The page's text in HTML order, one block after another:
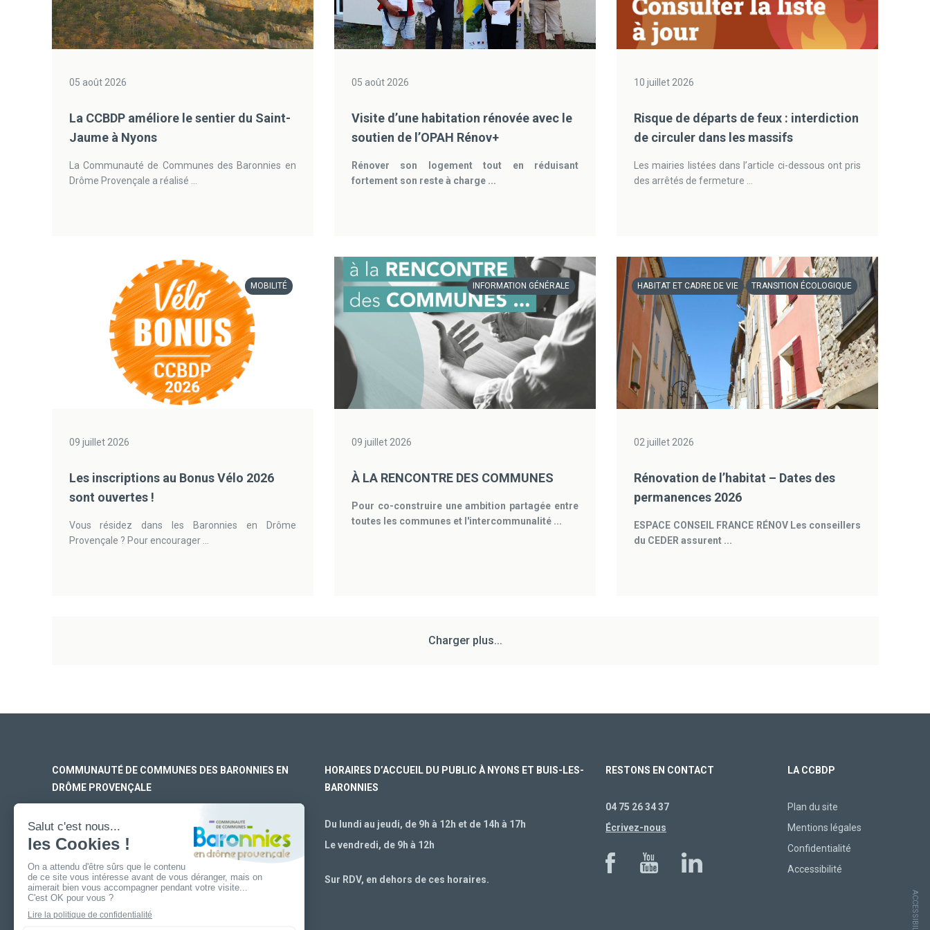
05 août 2026
La CCBDP améliore le sentier du Saint-
Jaume à Nyons
La Communauté de Communes des Baronnies en
Drôme Provençale a réalisé ...
05 août 2026
Visite d’une habitation rénovée avec le
soutien de l’OPAH Rénov+
Rénover son logement tout en réduisant
fortement son reste à charge ...
10 juillet 2026
Risque de départs de feux : interdiction
de circuler dans les massifs
Les mairies listées dans l’article ci-dessous ont pris
des arrêtés de fermeture ...
MOBILITÉ
09 juillet 2026
Les inscriptions au Bonus Vélo 2026
sont ouvertes !
Vous résidez dans les Baronnies en Drôme
Provençale ? Pour encourager ...
INFORMATION GÉNÉRALE
09 juillet 2026
À LA RENCONTRE DES COMMUNES
Pour co-construire une ambition partagée entre
toutes les communes et l'intercommunalité ...
HABITAT ET CADRE DE VIE TRANSITION ÉCOLOGIQUE
02 juillet 2026
Rénovation de l’habitat – Dates des
permanences 2026
ESPACE CONSEIL FRANCE RÉNOV Les conseillers
du CEDER assurent ...
Charger plus...
COMMUNAUTÉ DE COMMUNES DES BARONNIES EN
DRÔME PROVENÇALE
SIÈGE SOCIAL
170 rue Ferdinand Fert
Les Laurons – CS 30005
26110 Nyons
ANTENNE DE BUIS-LES-BARONNIES
HORAIRES D’ACCUEIL DU PUBLIC À NYONS ET BUIS-LES-
BARONNIES
Du lundi au jeudi, de 9h à 12h et de 14h à 17h
Le vendredi, de 9h à 12h
Sur RDV, en dehors de ces horaires.
RESTONS EN CONTACT
04 75 26 34 37
Écrivez-nous
LA CCBDP
Plan du site
Mentions légales
Confidentialité
Accessibilité
ACCESSIBILITÉ